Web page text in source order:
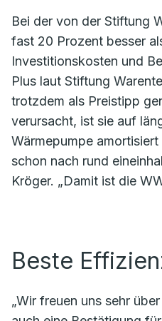
Bei der von der Stiftung
fast 20 Prozent besser
Investitionskosten und
Plus laut Stiftung
trotzdem als Preistipp
verursacht, ist sie auf
Wärmepumpe
schon nach rund
Kröger. „Damit ist die
Beste
„Wir freuen uns sehr